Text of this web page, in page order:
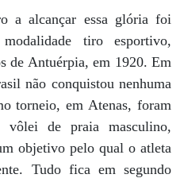
a alcançar essa glória foi
tiro esportivo,
de Antuérpia, em 1920. Em
não conquistou nenhuma
torneio, em Atenas, foram
de praia masculino,
objetivo pelo qual o atleta
Tudo fica em segundo